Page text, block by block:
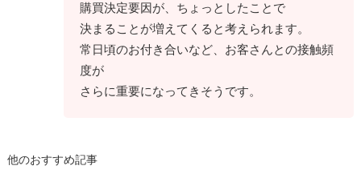
購買決定要因が、ちょっとしたことで
決まることが増えてくると考えられます。
常日頃のお付き合いなど、お客さんとの接触頻
度が
さらに重要になってきそうです。
他のおすすめ記事